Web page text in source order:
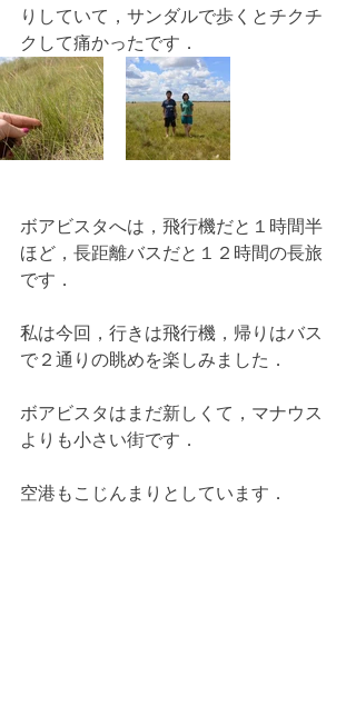
りしていて，サンダルで歩くとチクチ
クして痛かったです．
ボアビスタへは，飛行機だと１時間半
ほど，長距離バスだと１２時間の長旅
です．
私は今回，行きは飛行機，帰りはバス
で２通りの眺めを楽しみました．
ボアビスタはまだ新しくて，マナウス
よりも小さい街です．
空港もこじんまりとしています．